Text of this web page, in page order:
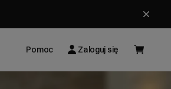
Pomoc Zaloguj się